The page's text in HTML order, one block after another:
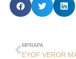
MPRAPA